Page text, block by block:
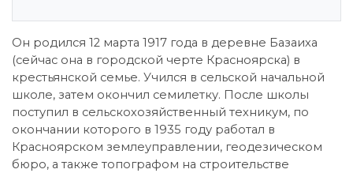
Он родился 12 марта 1917 года в деревне Базаиха
(сейчас она в городской черте Красноярска) в
крестьянской семье. Учился в сельской начальной
школе, затем окончил семилетку. После школы
поступил в сельскохозяйственный техникум, по
окончании которого в 1935 году работал в
Красноярском землеуправлении, геодезическом
бюро, а также топографом на строительстве